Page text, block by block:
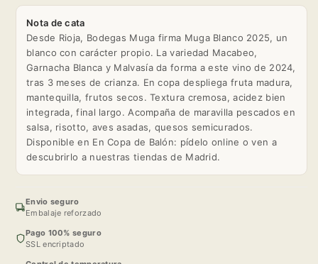
Nota de cata
Desde Rioja, Bodegas Muga firma Muga Blanco 2025, un
blanco con carácter propio. La variedad Macabeo,
Garnacha Blanca y Malvasía da forma a este vino de 2024,
tras 3 meses de crianza. En copa despliega fruta madura,
mantequilla, frutos secos. Textura cremosa, acidez bien
integrada, final largo. Acompaña de maravilla pescados en
salsa, risotto, aves asadas, quesos semicurados.
Disponible en En Copa de Balón: pídelo online o ven a
descubrirlo a nuestras tiendas de Madrid.
Envio seguro
Embalaje reforzado
Pago 100% seguro
SSL encriptado